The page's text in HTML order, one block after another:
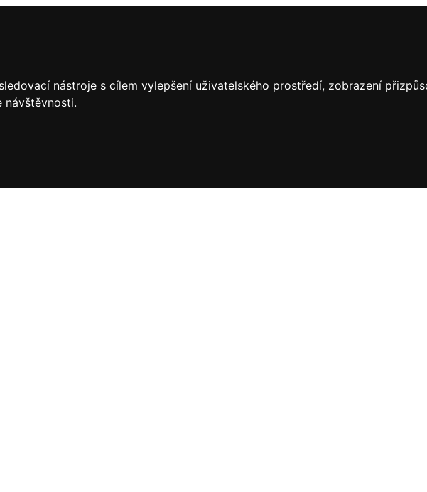
nástroje s cílem vylepšení uživatelského prostředí, zobrazení
návštěvnosti.